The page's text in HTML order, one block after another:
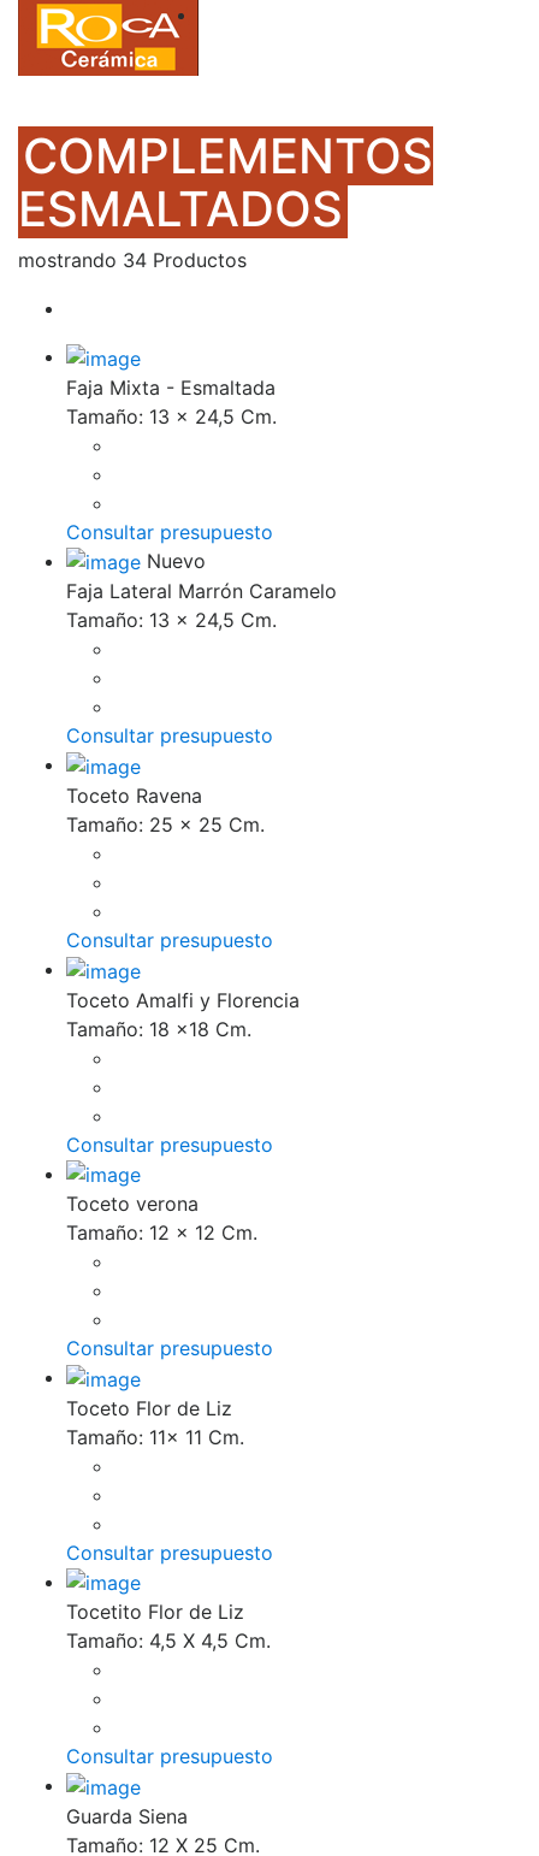
COMPLEMENTOS
ESMALTADOS
mostrando 34 Productos
Faja Mixta - Esmaltada
Tamaño: 13 x 24,5 Cm.
Consultar presupuesto
Nuevo
Faja Lateral Marrón Caramelo
Tamaño: 13 x 24,5 Cm.
Consultar presupuesto
Toceto Ravena
Tamaño: 25 x 25 Cm.
Consultar presupuesto
Toceto Amalfi y Florencia
Tamaño: 18 x18 Cm.
Consultar presupuesto
Toceto verona
Tamaño: 12 x 12 Cm.
Consultar presupuesto
Toceto Flor de Liz
Tamaño: 11x 11 Cm.
Consultar presupuesto
Tocetito Flor de Liz
Tamaño: 4,5 X 4,5 Cm.
Consultar presupuesto
Guarda Siena
Tamaño: 12 X 25 Cm.